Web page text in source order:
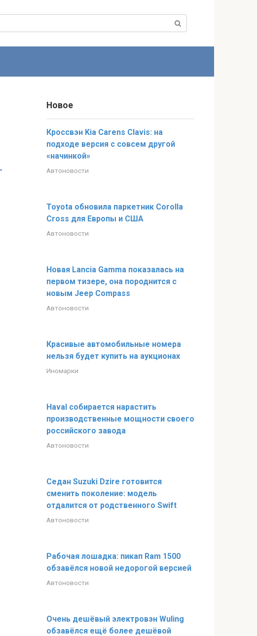
Новое
Кроссвэн Kia Carens Clavis: на
подходе версия с совсем другой
«начинкой»
Автоновости
Toyota обновила паркетник Corolla
Cross для Европы и США
Автоновости
Новая Lancia Gamma показалась на
первом тизере, она породнится с
новым Jeep Compass
Автоновости
Красивые автомобильные номера
нельзя будет купить на аукционах
Иномарки
Haval собирается нарастить
производственные мощности своего
российского завода
Автоновости
Седан Suzuki Dzire готовится
сменить поколение: модель
отдалится от родственного Swift
Автоновости
Рабочая лошадка: пикап Ram 1500
обзавёлся новой недорогой версией
Автоновости
Очень дешёвый электровэн Wuling
обзавёлся ещё более дешёвой